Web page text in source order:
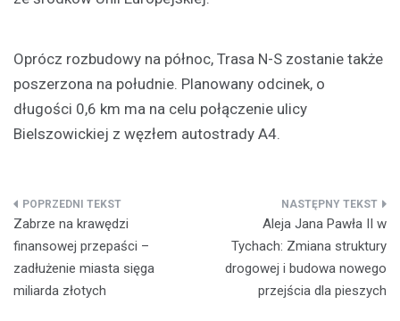
Oprócz rozbudowy na północ, Trasa N-S zostanie także
poszerzona na południe. Planowany odcinek, o
długości 0,6 km ma na celu połączenie ulicy
Bielszowickiej z węzłem autostrady A4.
Nawigacja
wpisu
Zabrze na krawędzi
finansowej przepaści –
zadłużenie miasta sięga
miliarda złotych
Aleja Jana Pawła II w
Tychach: Zmiana struktury
drogowej i budowa nowego
przejścia dla pieszych